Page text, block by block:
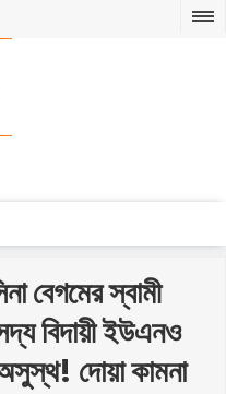
বেগমের স্বামী
বিদায়ী ইউএনও
দোয়া কামনা